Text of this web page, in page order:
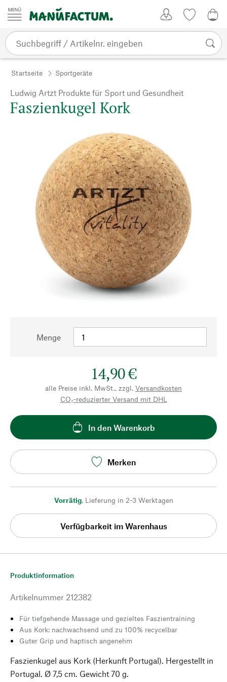
Zum Inhalt springen
Startseite Sportgeräte
Ludwig Artzt Produkte für Sport und Gesundheit
Faszienkugel Kork
Menge
14,90 €
alle Preise inkl. MwSt., zzgl. Versandkosten
CO₂-reduzierter Versand mit DHL
In den Warenkorb
Merken
Vorrätig, Lieferung in 2-3 Werktagen
Verfügbarkeit im Warenhaus
Produktinformation
Artikelnummer 212382
Für tiefgehende Massage und gezieltes Faszientraining
Aus Kork: nachwachsend und zu 100% recycelbar
Guter Grip und haptisch angenehm
Faszienkugel aus Kork (Herkunft Portugal). Hergestellt in
Portugal. Ø 7,5 cm. Gewicht 70 g.